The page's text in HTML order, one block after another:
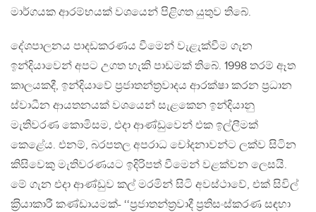
මාර්ගයක ආරම්භයක් වශයෙන් පිළිගත යුතුව තිබේ.
දේශපාලනය පාදඩකරණය වීමෙන් වැළැක්වීම ගැන
ඉන්දියාවෙන් අපට උගත හැකි පාඩමක් තිබේ. 1998 තරම් ඈත
කාලයකදී, ඉන්දියාවේ ප‍්‍රජාතන්ත‍්‍රවාදය ආරක්ෂා කරන ප‍්‍රධාන
ස්වාධීන ආයතනයක් වශයෙන් සැළකෙන ඉන්දියානු
මැතිවරණ කොමිසම, එදා ආණ්ඩුවෙන් එක ඉල්ලීමක්
කෙළේය. එනම්, බරපතල අපරාධ චෝදනාවන්ට ලක්ව සිටින
කිසිවෙකු මැතිවරණයට ඉදිරිපත් වීමෙන් වළක්වන ලෙසයි.
මේ ගැන එදා ආණ්ඩුව කල් මරමින් සිටි අවස්ථාවේ, එක් සිවිල්
ක‍්‍රියාකාරී කණ්ඩායමක්- ‘‘ප‍්‍රජාතන්ත‍්‍රවාදී ප‍්‍රතිසංස්කරණ සඳහා